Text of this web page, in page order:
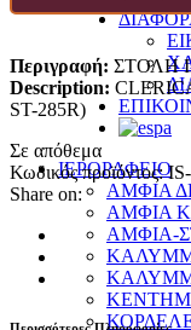
ΙΕΡΟΡΑΦΕΙΟ
ΑΜΦΙΑ
ΑΜΦΙΑ
ΑΜΦΙΑ-
Περιγραφή: ΣΤΟΛΗ
Description:
ST-285R)
Σε απόθεμα
Κωδικός προϊόντος:
Share on: